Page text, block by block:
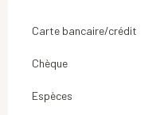
Carte bancaire/crédit
Chèque
Espèces